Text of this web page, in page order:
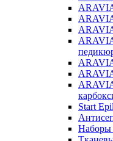
Start Epil